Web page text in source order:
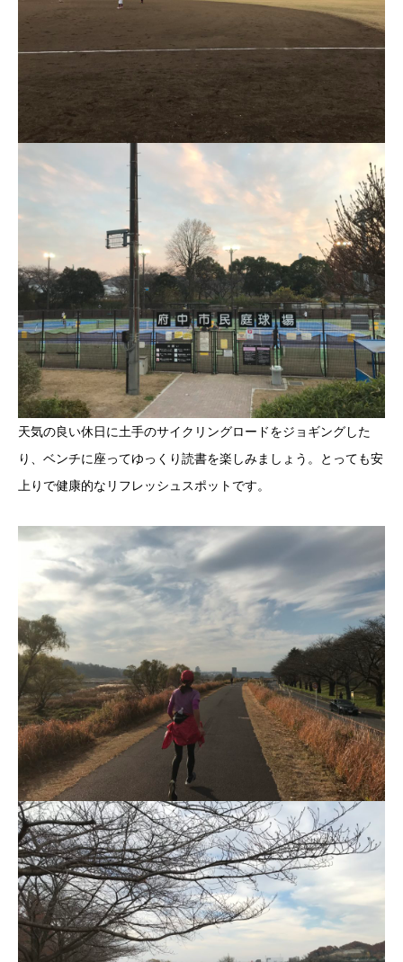
天気の良い休日に土手のサイクリングロードをジョギングした
り、ベンチに座ってゆっくり読書を楽しみましょう。とっても安
上りで健康的なリフレッシュスポットです。